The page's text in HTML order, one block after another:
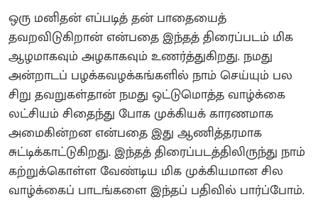
ஒரு மனிதன் எப்படித் தன் பாதையைத்
தவறவிடுகிறான் என்பதை இந்தத் திரைப்படம் மிக
ஆழமாகவும் அழகாகவும் உணர்த்துகிறது. நமது
அன்றாடப் பழக்கவழக்கங்களில் நாம் செய்யும் பல
சிறு தவறுகள்தான் நமது ஒட்டுமொத்த வாழ்க்கை
லட்சியம் சிதைந்து போக முக்கியக் காரணமாக
அமைகின்றன என்பதை இது ஆணித்தரமாக
சுட்டிக்காட்டுகிறது. இந்தத் திரைப்படத்திலிருந்து நாம்
கற்றுக்கொள்ள வேண்டிய மிக முக்கியமான சில
வாழ்க்கைப் பாடங்களை இந்தப் பதிவில் பார்ப்போம்.